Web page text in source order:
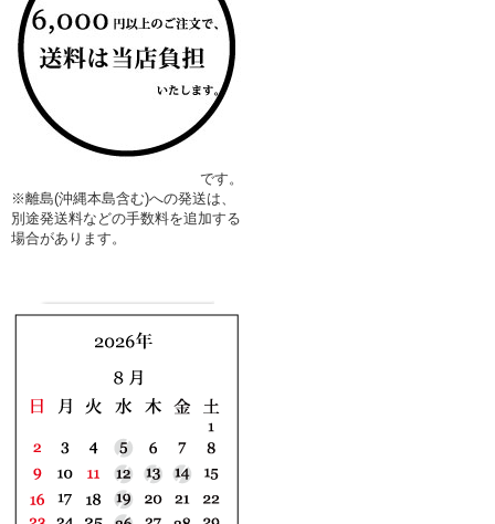
です。
※離島(沖縄本島含む)への発送は、
別途発送料などの手数料を追加する
場合があります。